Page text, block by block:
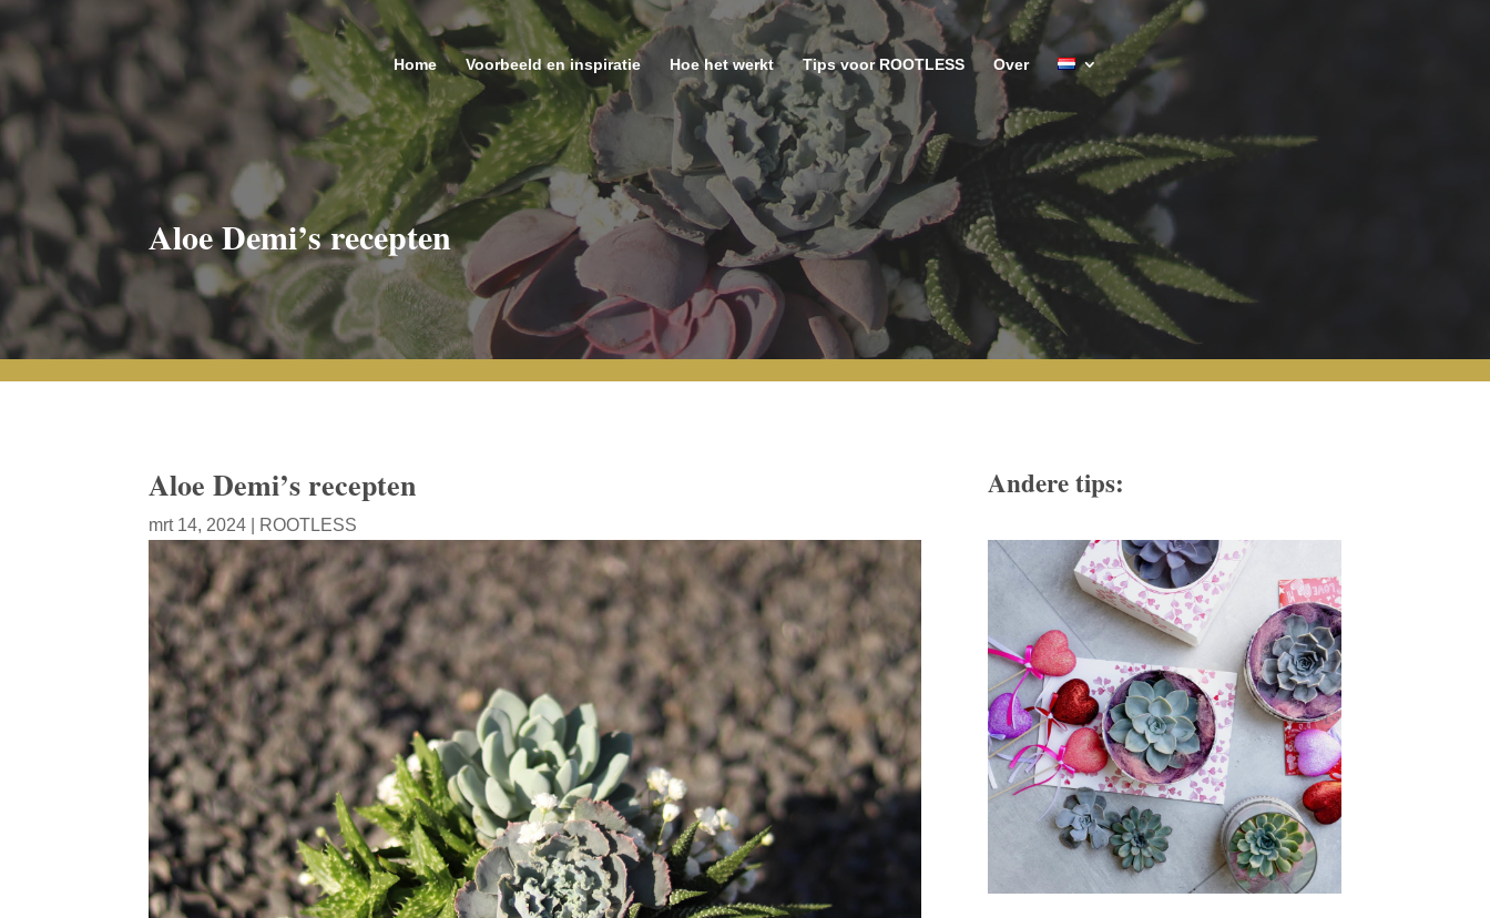
Home Voorbeeld en inspiratie Hoe het werkt Tips voor ROOTLESS Over
Aloe Demi’s recepten
Aloe Demi’s recepten
mrt 14, 2024 ROOTLESS
Andere tips: